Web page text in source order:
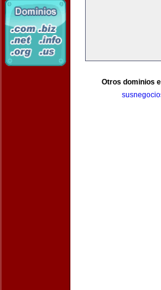
Otros dominios